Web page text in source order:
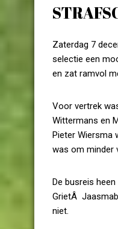
Zaterdag 7
selectie een
en zat ramvol
Voor vertrek
Wittermans en
Pieter Wiersma
was om minder
De busreis
GrietÂ
niet.